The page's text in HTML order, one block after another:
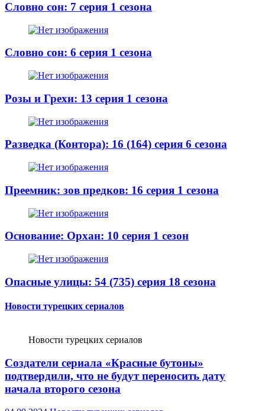
Словно сон: 7 серия 1 сезона
Словно сон: 6 серия 1 сезона
Розы и Грехи: 13 серия 1 сезона
Разведка (Контора): 16 (164) серия 6 сезона
Преемник: зов предков: 16 серия 1 сезона
Основание: Орхан: 10 серия 1 сезон
Опасные улицы: 54 (735) серия 18 сезона
Новости турецких сериалов
Новости турецких сериалов
Создатели сериала «Красные бутоны»
подтвердили, что не будут переносить дату
начала второго сезона